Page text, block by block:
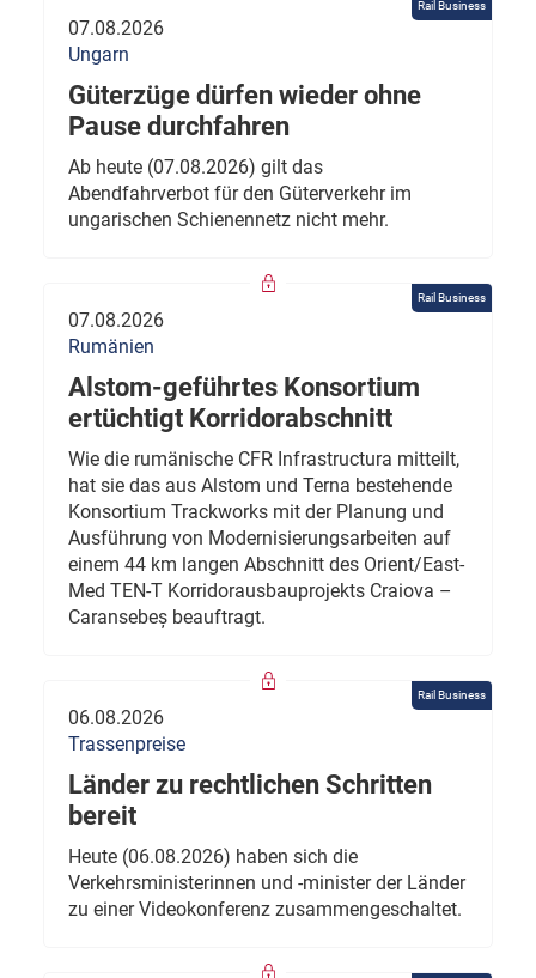
Rail Business
07.08.2026
Ungarn
Güterzüge dürfen wieder ohne
Pause durchfahren
Ab heute (07.08.2026) gilt das
Abendfahrverbot für den Güterverkehr im
ungarischen Schienennetz nicht mehr.
Rail Business
07.08.2026
Rumänien
Alstom-geführtes Konsortium
ertüchtigt Korridorabschnitt
Wie die rumänische CFR Infrastructura mitteilt,
hat sie das aus Alstom und Terna bestehende
Konsortium Trackworks mit der Planung und
Ausführung von Modernisierungsarbeiten auf
einem 44 km langen Abschnitt des Orient/East-
Med TEN-T Korridorausbauprojekts Craiova –
Caransebeș beauftragt.
Rail Business
06.08.2026
Trassenpreise
Länder zu rechtlichen Schritten
bereit
Heute (06.08.2026) haben sich die
Verkehrsministerinnen und -minister der Länder
zu einer Videokonferenz zusammengeschaltet.